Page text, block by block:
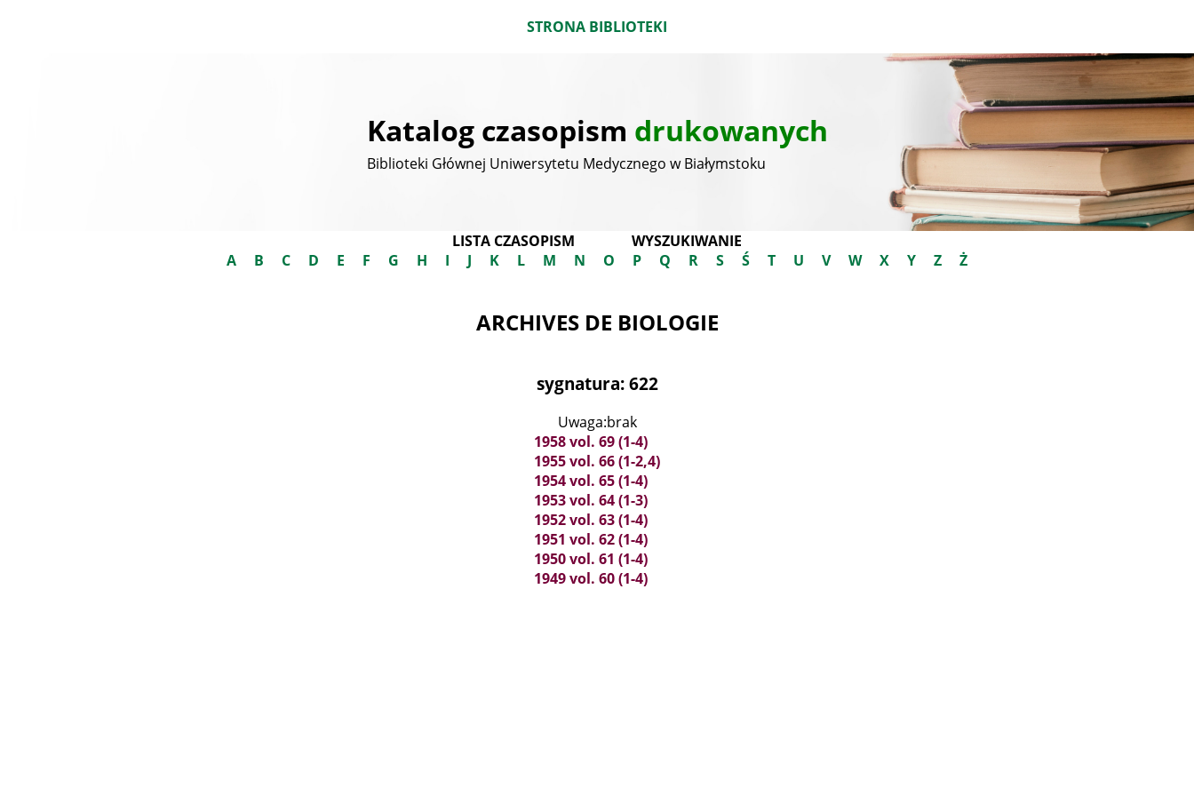
STRONA BIBLIOTEKI
Katalog czasopism drukowanych
Biblioteki Głównej Uniwersytetu Medycznego w Białymstoku
LISTA CZASOPISM
WYSZUKIWANIE
A
B C D E F G H I J K L M N O P Q R S Ś T U V W X Y Z Ż
ARCHIVES DE BIOLOGIE
sygnatura: 622
Uwaga:brak
1958 vol. 69 (1-4)
1955 vol. 66 (1-2,4)
1954 vol. 65 (1-4)
1953 vol. 64 (1-3)
1952 vol. 63 (1-4)
1951 vol. 62 (1-4)
1950 vol. 61 (1-4)
1949 vol. 60 (1-4)